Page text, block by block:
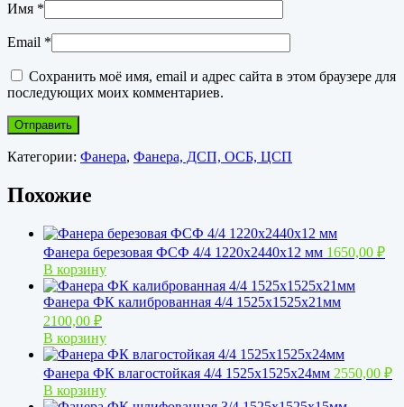
Имя *
Email *
Сохранить моё имя, email и адрес сайта в этом браузере для
последующих моих комментариев.
Категории: Фанера, Фанера, ДСП, ОСБ, ЦСП
Похожие
Фанера березовая ФСФ 4/4 1220х2440х12 мм 1650,00 ₽
В корзину
Фанера ФК калиброванная 4/4 1525х1525х21мм
2100,00 ₽
В корзину
Фанера ФК влагостойкая 4/4 1525х1525х24мм 2550,00 ₽
В корзину